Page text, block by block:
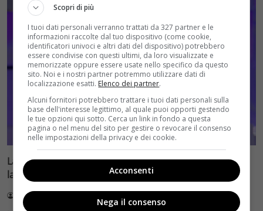
Coming Soon Primo Piano
La famiglia Agnelli diventa una serie: Ginevra Elkann a
lavoro
Lorenzo Cosimi
Scopri di più
I tuoi dati personali verranno trattati da 327 partner e le
informazioni raccolte dal tuo dispositivo (come cookie,
identificatori univoci e altri dati del dispositivo) potrebbero
essere condivise con questi ultimi, da loro visualizzate e
memorizzate oppure essere usate nello specifico da questo
sito. Noi e i nostri partner potremmo utilizzare dati di
localizzazione esatti. Elenco dei partner.
Alcuni fornitori potrebbero trattare i tuoi dati personali sulla
base dell'interesse legittimo, al quale puoi opporti gestendo
le tue opzioni qui sotto. Cerca un link in fondo a questa
pagina o nel menu del sito per gestire o revocare il consenso
nelle impostazioni della privacy e dei cookie.
Acconsenti
Nega il consenso